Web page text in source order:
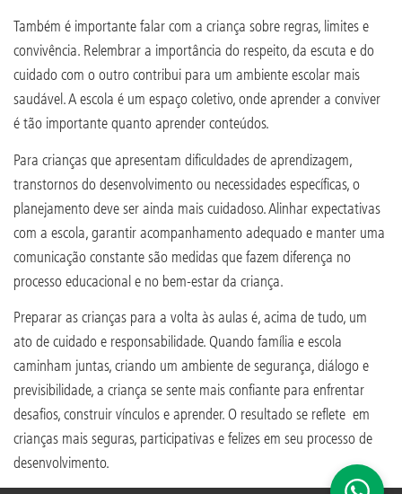
Também é importante falar com a criança sobre regras, limites e
convivência. Relembrar a importância do respeito, da escuta e do
cuidado com o outro contribui para um ambiente escolar mais
saudável. A escola é um espaço coletivo, onde aprender a conviver
é tão importante quanto aprender conteúdos.
Para crianças que apresentam dificuldades de aprendizagem,
transtornos do desenvolvimento ou necessidades específicas, o
planejamento deve ser ainda mais cuidadoso. Alinhar expectativas
com a escola, garantir acompanhamento adequado e manter uma
comunicação constante são medidas que fazem diferença no
processo educacional e no bem-estar da criança.
Preparar as crianças para a volta às aulas é, acima de tudo, um
ato de cuidado e responsabilidade. Quando família e escola
caminham juntas, criando um ambiente de segurança, diálogo e
previsibilidade, a criança se sente mais confiante para enfrentar
desafios, construir vínculos e aprender. O resultado se reflete em
crianças mais seguras, participativas e felizes em seu processo de
desenvolvimento.